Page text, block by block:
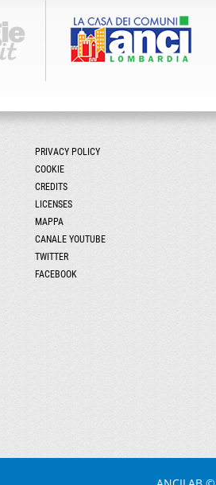
PRIVACY POLICY
COOKIE
CREDITS
LICENSES
MAPPA
CANALE YOUTUBE
TWITTER
FACEBOOK